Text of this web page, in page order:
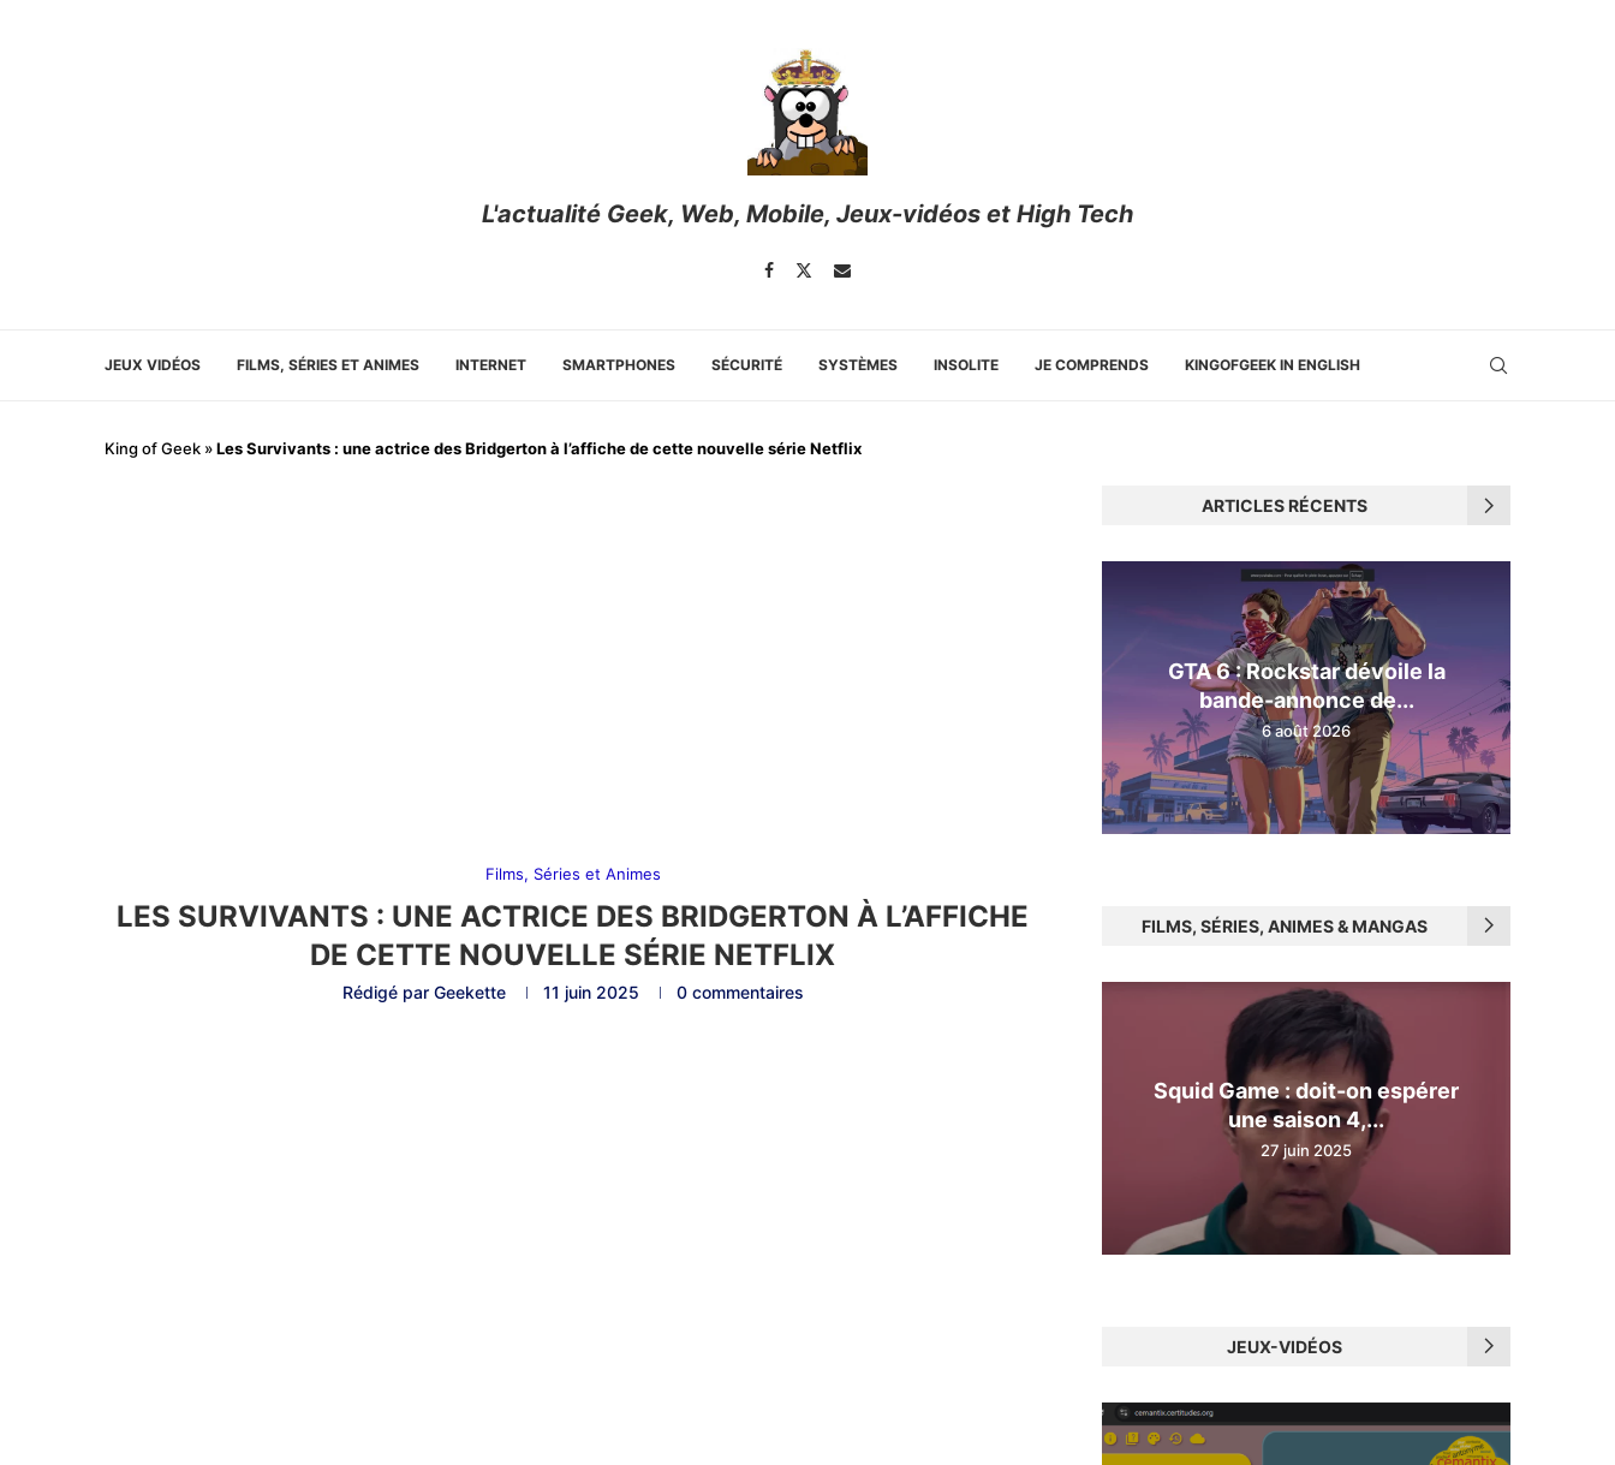
L'actualité Geek, Web, Mobile, Jeux-vidéos et High Tech
JEUX VIDÉOS FILMS, SÉRIES ET ANIMES INTERNET SMARTPHONES SÉCURITÉ SYSTÈMES INSOLITE JE COMPRENDS KINGOFGEEK IN ENGLISH
King of Geek »Les Survivants : une actrice des Bridgerton à l’affiche de cette nouvelle série Netflix
Films, Séries et Animes
LES SURVIVANTS : UNE ACTRICE DES BRIDGERTON À L’AFFICHE
DE CETTE NOUVELLE SÉRIE NETFLIX
Rédigé par Geekette 11 juin 2025 0 commentaires
ARTICLES RÉCENTS
GTA 6 : Rockstar dévoile la
bande-annonce de...
6 août 2026
FILMS, SÉRIES, ANIMES & MANGAS
Squid Game : doit-on espérer
une saison 4,...
27 juin 2025
JEUX-VIDÉOS